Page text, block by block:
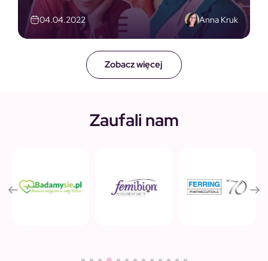
Zobacz więcej
04.04.2022 Anna Kruk
Zaufali nam